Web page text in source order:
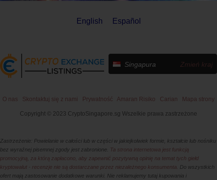
English Español
Singapura Zmień kraj
O nas Skontaktuj się z nami Prywatność Amaran Risiko Carian Mapa strony
Copyright © 2023 CryptoSingapore.sg Wszelkie prawa zastrzeżone
Zastrzeżenie: Powielanie w całości lub w części w jakiejkolwiek formie, kształcie lub nośniku
bez wyraźnej pisemnej zgody jest zabronione. Ta strona internetowa jest funkcją
promocyjną, za którą zapłacono, aby zapewnić pozytywną opinię na temat tych giełd
kryptowalut - recenzje nie są dostarczane przez niezależnego konsumenta.
Do wszystkich
ofert mają zastosowanie dodatkowe warunki. Nie reklamujemy tutaj kupowania i